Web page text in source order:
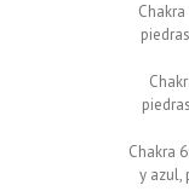
Chakra
y azul,